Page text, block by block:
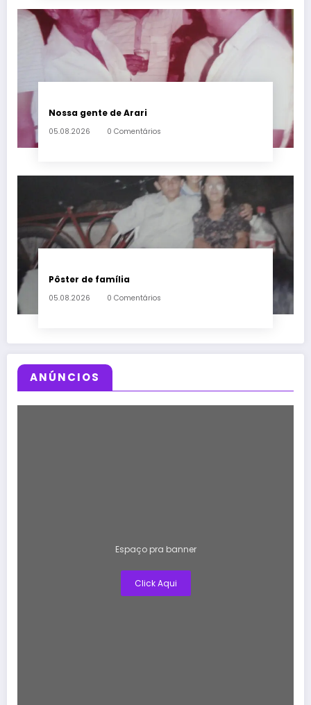
Nossa gente de Arari
05.08.2026 0 Comentários
Pôster de família
05.08.2026 0 Comentários
ANÚNCIOS
Espaço pra banner
Click Aqui